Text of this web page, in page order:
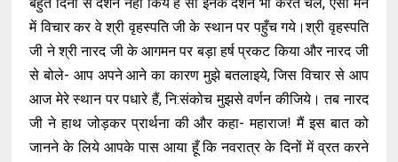
में विचार कर वे श्री वृहस्पति जी के स्थान पर पहुँच गये।श्री वृहस्पति
जी ने श्री नारद जी के आगमन पर बड़ा हर्ष प्रकट किया और नारद जी
से बोले- आप अपने आने का कारण मुझे बतलाइये, जिस विचार से आप
आज मेरे स्थान पर पधारे हैं, नि:संकोच मुझसे वर्णन कीजिये। तब नारद
जी ने हाथ जोड़कर प्रार्थना की और कहा- महाराज! मैं इस बात को
जानने के लिये आपके पास आया हूँ कि नवरात्र के दिनों में व्रत करने